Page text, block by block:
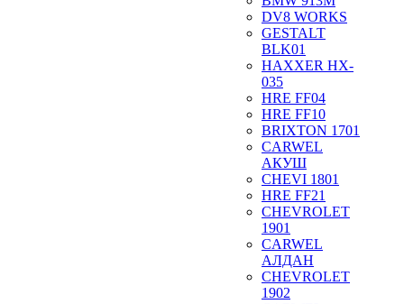
DV8 WORKS
GESTALT
BLK01
HAXXER HX-
035
HRE FF04
HRE FF10
BRIXTON 1701
CARWEL
АКУШ
CHEVI 1801
HRE FF21
CHEVROLET
1901
CARWEL
АЛДАН
CHEVROLET
1902